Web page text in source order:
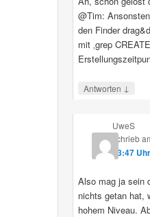
@Tim:
den Finder
mit ‚grep
Antworten ↓
UweS
schrieb
13:47 Uhr
Also mag ja sein
nichts getan hat,
hohem Niveau.